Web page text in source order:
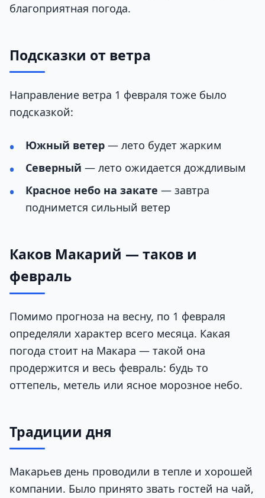
благоприятная погода.
Подсказки от ветра
Направление ветра 1 февраля тоже было
подсказкой:
Южный ветер — лето будет жарким
Северный — лето ожидается дождливым
Красное небо на закате — завтра
поднимется сильный ветер
Каков Макарий — таков и
февраль
Помимо прогноза на весну, по 1 февраля
определяли характер всего месяца. Какая
погода стоит на Макара — такой она
продержится и весь февраль: будь то
оттепель, метель или ясное морозное небо.
Традиции дня
Макарьев день проводили в тепле и хорошей
компании. Было принято звать гостей на чай,